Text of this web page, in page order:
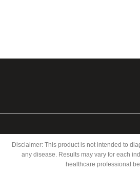
Disclaimer: This product is not intended to
any disease. Results may vary for each
healthcare professional